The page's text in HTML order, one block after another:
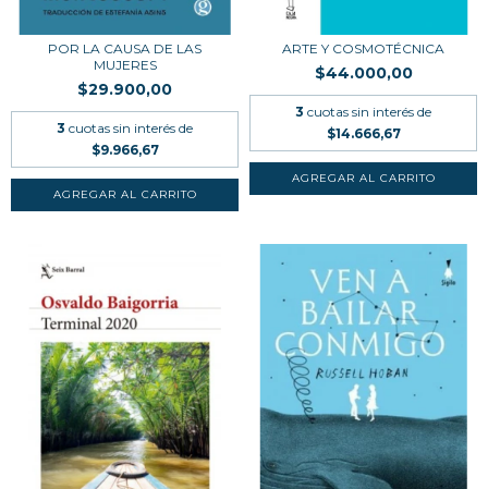
POR LA CAUSA DE LAS
MUJERES
$29.900,00
3 cuotas sin interés de
$9.966,67
ARTE Y COSMOTÉCNICA
$44.000,00
3 cuotas sin interés de
$14.666,67